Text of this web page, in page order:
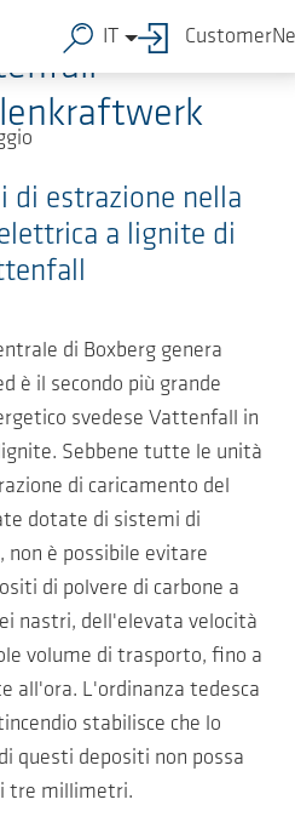
IT
di estrazione nella
a lignite di
di Boxberg genera
è il secondo più grande
svedese Vattenfall in
Sebbene tutte le unità
di caricamento del
dotate di sistemi di
non è possibile evitare
di polvere di carbone a
nastri, dell'elevata velocità
volume di trasporto, fino a
all'ora. L'ordinanza tedesca
stabilisce che lo
questi depositi non possa
tre millimetri.